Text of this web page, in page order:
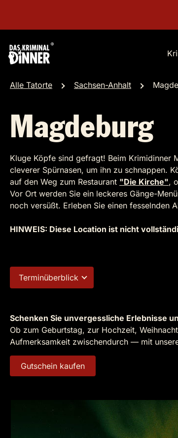
Alle Tatorte Sachsen-Anhalt
Magdeburg
Kluge Köpfe sind gefragt! Beim Krimidinner
cleverer Spürnasen, um ihn zu schnappen.
auf den Weg zum Restaurant "Die Kirche",
Vor Ort werden Sie ein leckeres Gänge-
noch versüßt. Erleben Sie einen fesselnden
HINWEIS: Diese Location ist nicht
Terminüberblick
Schenken Sie unvergessliche Erlebnisse
Ob zum Geburtstag, zur Hochzeit,
Aufmerksamkeit zwischendurch — mit
Gutschein kaufen